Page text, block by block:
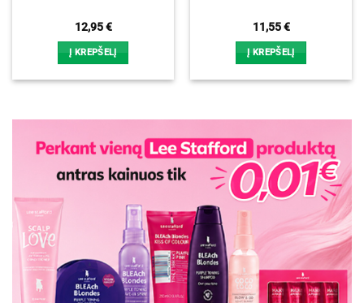
12,95€
Į KREPŠELĮ
11,55€
Į KREPŠELĮ